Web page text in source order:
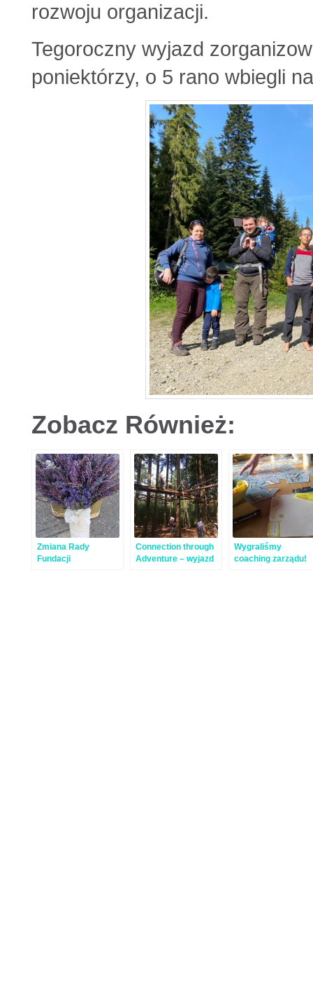
rozwoju organizacji.
Tegoroczny wyjazd
poniektórzy, o 5 rano wbiegli
Zobacz Również:
Zmiana Rady
Fundacji
Connection through
Adventure – wyjazd
Wygraliśmy
coaching zarządu!